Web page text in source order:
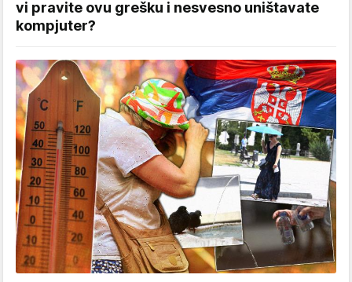
vi pravite ovu grešku i nesvesno uništavate
kompjuter?